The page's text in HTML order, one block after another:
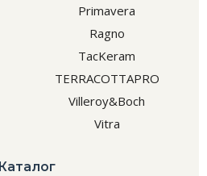
Primavera
Ragno
TacKeram
TERRACOTTAPRO
Villeroy&Boch
Vitra
Каталог